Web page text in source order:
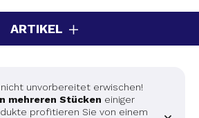
ARTIKEL
unvorbereitet erwischen!
mehreren Stücken einiger
profitieren Sie von einem